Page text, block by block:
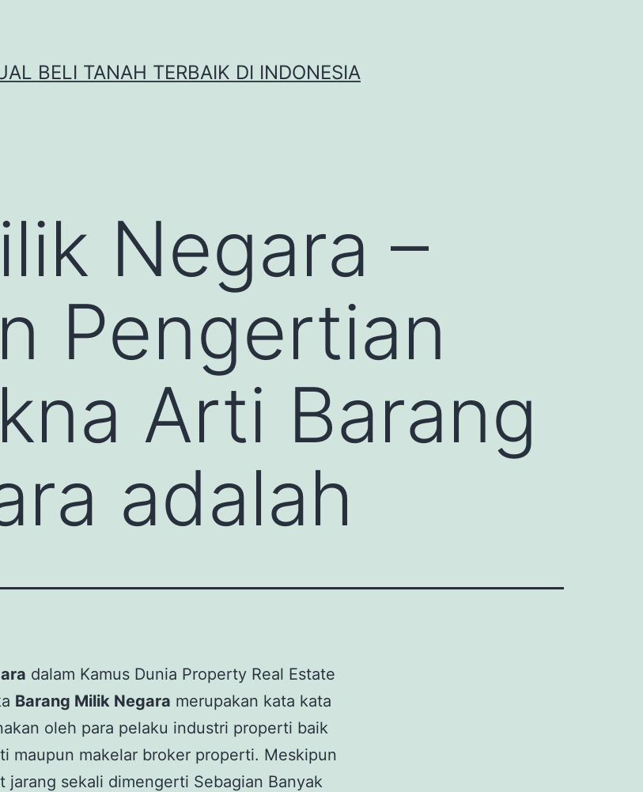
BELI TANAH TERBAIK DI INDONESIA
Negara –
Pengertian
Arti Barang
adalah
dalam Kamus Dunia Property Real Estate
Barang Milik Negara merupakan kata kata
oleh para pelaku industri properti baik
maupun makelar broker properti. Meskipun
jarang sekali dimengerti Sebagian Banyak